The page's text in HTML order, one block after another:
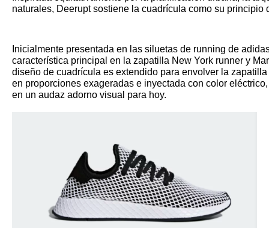
naturales, Deerupt sostiene la cuadrícula como su principio
Inicialmente presentada en las siluetas de running de
característica principal en la zapatilla New York runner y
diseño de cuadrícula es extendido para envolver la
en proporciones exageradas e inyectada con color
en un audaz adorno visual para hoy.